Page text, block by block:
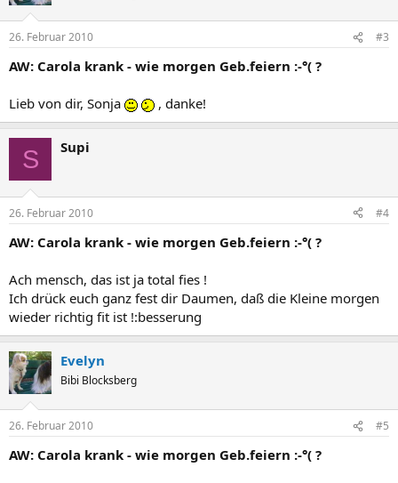
26. Februar 2010 #3
AW: Carola krank - wie morgen Geb.feiern :-°( ?
Lieb von dir, Sonja , danke!
S Supi
26. Februar 2010 #4
AW: Carola krank - wie morgen Geb.feiern :-°( ?
Ach mensch, das ist ja total fies !
Ich drück euch ganz fest dir Daumen, daß die Kleine morgen
wieder richtig fit ist !:besserung
Evelyn
Bibi Blocksberg
26. Februar 2010 #5
AW: Carola krank - wie morgen Geb.feiern :-°( ?